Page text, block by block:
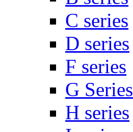
C series
D series
F series
G Series
H series